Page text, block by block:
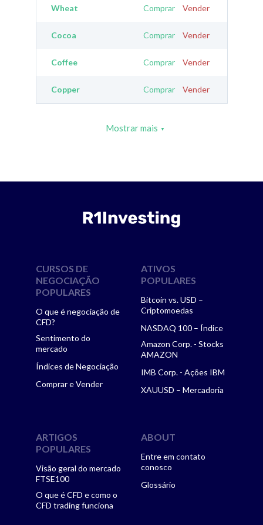
Wheat Comprar Vender
Cocoa Comprar Vender
Coffee Comprar Vender
Copper Comprar Vender
Mostrar mais
CURSOS DE
NEGOCIAÇÃO
POPULARES
O que é negociação de
CFD?
Sentimento do
mercado
Índices de Negociação
Comprar e Vender
ATIVOS
POPULARES
Bitcoin vs. USD –
Criptomoedas
NASDAQ 100 – Índice
Amazon Corp. - Stocks
AMAZON
IMB Corp. - Ações IBM
XAUUSD – Mercadoria
ARTIGOS
POPULARES
Visão geral do mercado
FTSE100
O que é CFD e como o
CFD trading funciona
ABOUT
Entre em contato
conosco
Glossário